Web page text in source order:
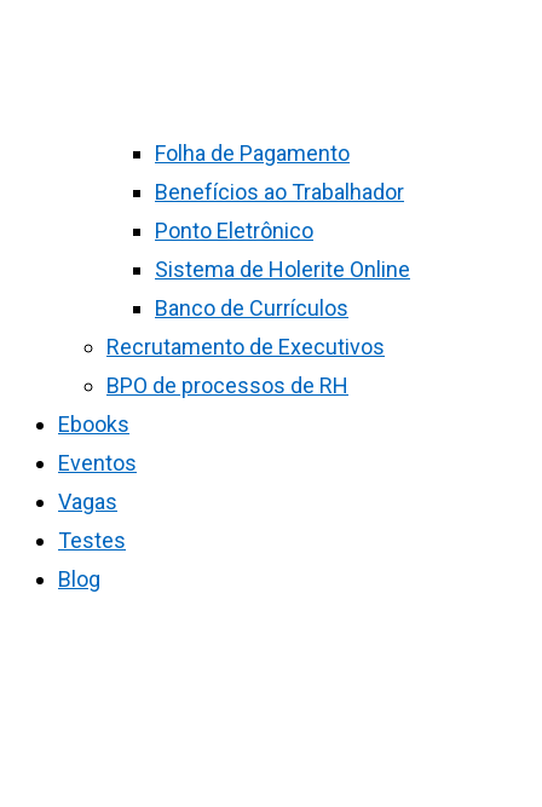
Folha de Pagamento
Benefícios ao Trabalhador
Ponto Eletrônico
Sistema de Holerite Online
Banco de Currículos
Recrutamento de Executivos
BPO de processos de RH
Ebooks
Eventos
Vagas
Testes
Blog